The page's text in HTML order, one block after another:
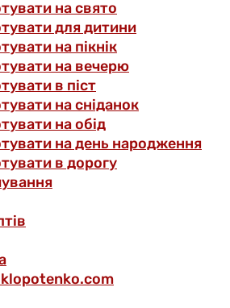
на свято
для дитини
на пікнік
на вечерю
в піст
на сніданок
на обід
на день народження
в дорогу